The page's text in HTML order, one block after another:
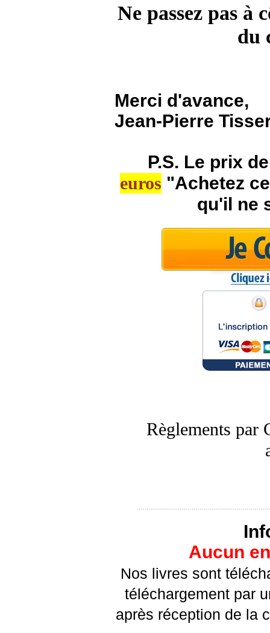
Ne passez pas à
du
Merci d'avance,
Jean-Pierre
P.S. Le prix
euros "Achetez
qu'il ne
Règlements par
Aucun
Nos livres sont
téléchargement par
après réception de la